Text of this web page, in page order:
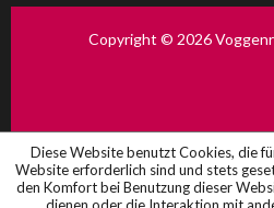
Copyright © 2026
Diese Website benutzt Cookies, die
Website erforderlich sind und stets
den Komfort bei Benutzung dieser